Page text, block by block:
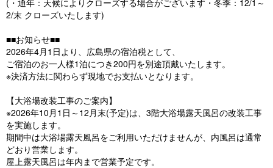
2/末 クローズいたします)
■■お知らせ■■
2026年4月1日より、広島県の宿泊税として、
ご宿泊のお一人様1泊につき200円を別途頂戴いたします。
※決済方法に関わらず現地でお支払いとなります。
【大浴場改装工事のご案内】
※2026年10月1日～12月末(予定)は、3階大浴場露天風呂の改装工事
を実施します。
期間中は大浴場露天風呂をご利用いただけませんが、内風呂は通常
どおり営業します。
屋上露天風呂は年内まで営業予定です。